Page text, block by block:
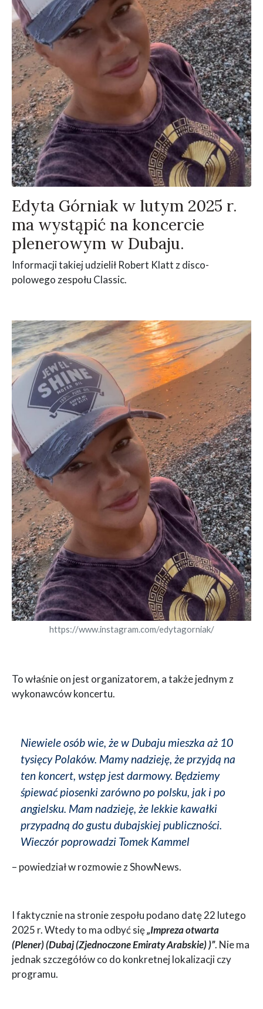
Edyta Górniak w lutym 2025 r.
ma wystąpić na koncercie
plenerowym w Dubaju.
Informacji takiej udzielił Robert Klatt z disco-
polowego zespołu Classic.
https://www.instagram.com/edytagorniak/
To właśnie on jest organizatorem, a także jednym z
wykonawców koncertu.
Niewiele osób wie, że w Dubaju mieszka aż 10
tysięcy Polaków. Mamy nadzieję, że przyjdą na
ten koncert, wstęp jest darmowy. Będziemy
śpiewać piosenki zarówno po polsku, jak i po
angielsku. Mam nadzieję, że lekkie kawałki
przypadną do gustu dubajskiej publiczności.
Wieczór poprowadzi Tomek Kammel
– powiedział w rozmowie z ShowNews.
I faktycznie na stronie zespołu podano datę 22 lutego
2025 r. Wtedy to ma odbyć się„Impreza otwarta
(Plener) (Dubaj (Zjednoczone Emiraty Arabskie) )”. Nie ma
jednak szczegółów co do konkretnej lokalizacji czy
programu.